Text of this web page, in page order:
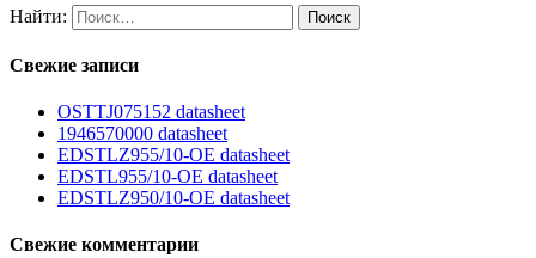
Найти:
Свежие записи
OSTTJ075152 datasheet
1946570000 datasheet
EDSTLZ955/10-OE datasheet
EDSTL955/10-OE datasheet
EDSTLZ950/10-OE datasheet
Свежие комментарии